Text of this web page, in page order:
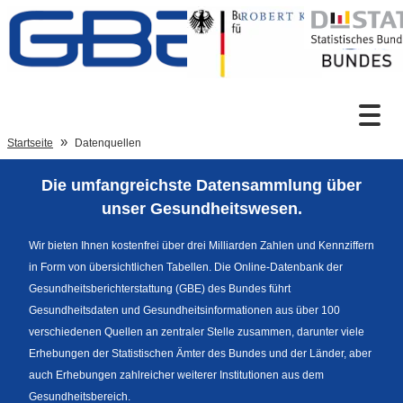
Zum Inhalt
Sprachumschaltung
Fußzeile
Startseite Datenquellen
Die umfangreichste Datensammlung über
unser Gesundheitswesen.
Wir bieten Ihnen kostenfrei über drei Milliarden Zahlen und Kennziffern
in Form von übersichtlichen Tabellen. Die Online-Datenbank der
Gesundheitsberichterstattung (GBE) des Bundes führt
Gesundheitsdaten und Gesundheitsinformationen aus über 100
verschiedenen Quellen an zentraler Stelle zusammen, darunter viele
Erhebungen der Statistischen Ämter des Bundes und der Länder, aber
auch Erhebungen zahlreicher weiterer Institutionen aus dem
Gesundheitsbereich.